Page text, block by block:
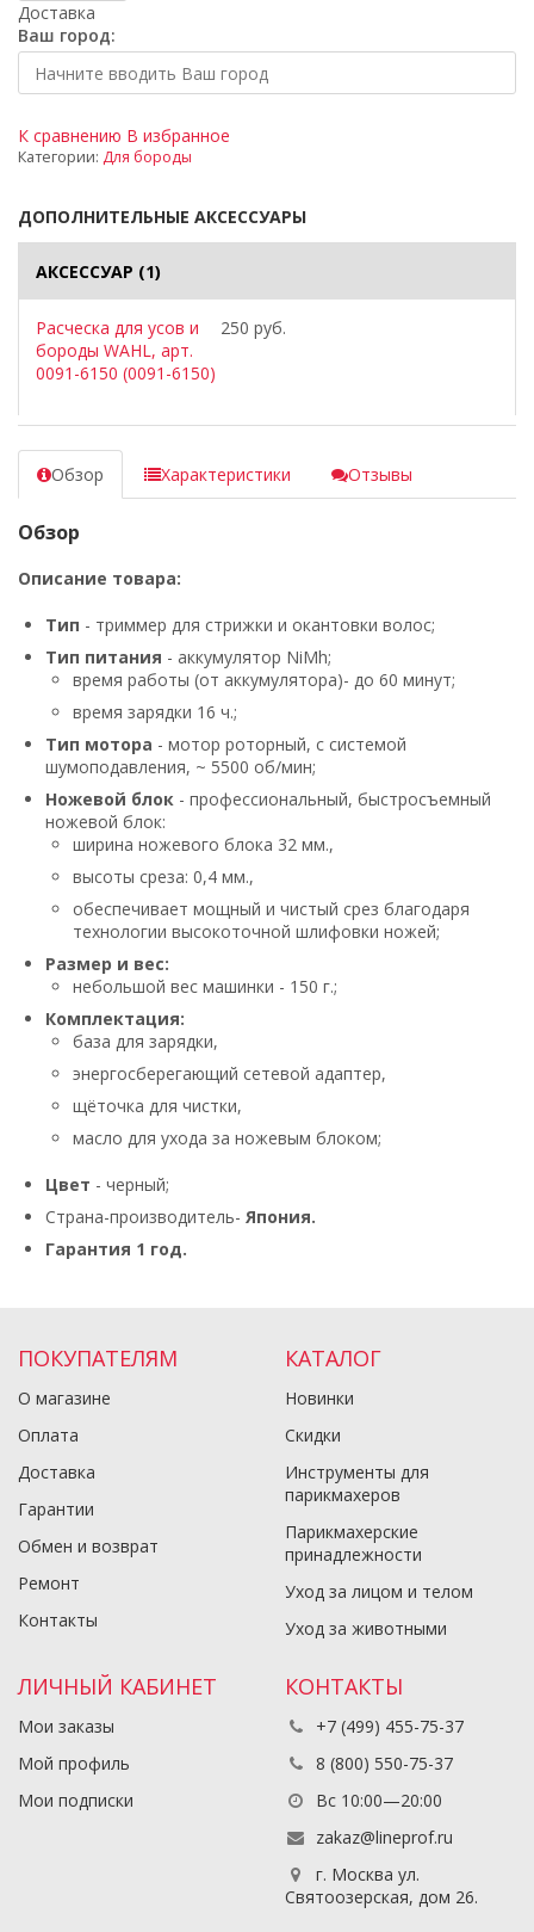
Доставка
Ваш город:
К сравнению В избранное
Категории: Для бороды
ДОПОЛНИТЕЛЬНЫЕ АКСЕССУАРЫ
АКСЕССУАР (1)
Расческа для усов и
бороды WAHL, арт.
0091-6150 (0091-6150)
250 руб.
Обзор Характеристики Отзывы
Обзор
Описание товара:
Тип - триммер для стрижки и окантовки волос;
Тип питания - аккумулятор NiMh;
время работы (от аккумулятора)- до 60 минут;
время зарядки 16 ч.;
Тип мотора - мотор роторный, с системой
шумоподавления, ~ 5500 об/мин;
Ножевой блок - профессиональный, быстросъемный
ножевой блок:
ширина ножевого блока 32 мм.,
высоты среза: 0,4 мм.,
обеспечивает мощный и чистый срез благодаря
технологии высокоточной шлифовки ножей;
Размер и вес:
небольшой вес машинки - 150 г.;
Комплектация:
база для зарядки,
энергосберегающий сетевой адаптер,
щёточка для чистки,
масло для ухода за ножевым блоком;
Цвет - черный;
Страна-производитель- Япония.
Гарантия 1 год.
ПОКУПАТЕЛЯМ
О магазине
Оплата
Доставка
Гарантии
Обмен и возврат
Ремонт
Контакты
КАТАЛОГ
Новинки
Скидки
Инструменты для
парикмахеров
Парикмахерские
принадлежности
Уход за лицом и телом
Уход за животными
ЛИЧНЫЙ КАБИНЕТ
Мои заказы
Мой профиль
Мои подписки
КОНТАКТЫ
+7 (499) 455-75-37
8 (800) 550-75-37
Вс 10:00—20:00
zakaz@lineprof.ru
г. Москва ул.
Святоозерская, дом 26.